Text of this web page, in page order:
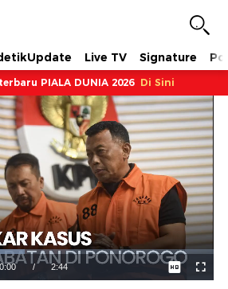
Live TV Signature
PIALA DUNIA 2026 Di Sini
Waktu
0:00 / Durasi
2:44